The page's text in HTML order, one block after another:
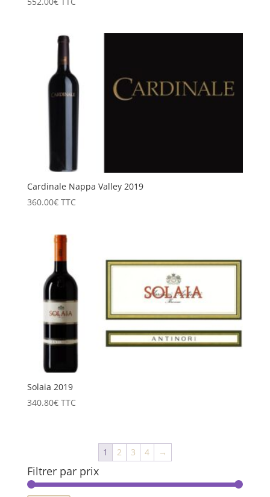
Cardinale Nappa Valley 2019
360.00€ TTC
Solaia 2019
340.80€ TTC
1 2 3 4 →
Filtrer par prix